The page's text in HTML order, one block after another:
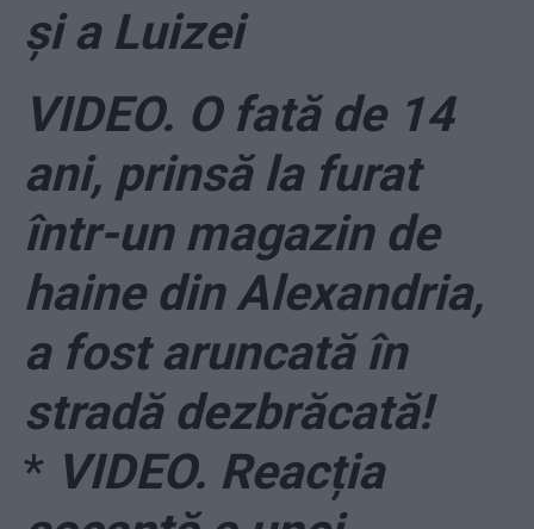
și a Luizei
VIDEO. O fată de 14
ani, prinsă la furat
într-un magazin de
haine din Alexandria,
a fost aruncată în
stradă dezbrăcată!
* VIDEO. Reacția